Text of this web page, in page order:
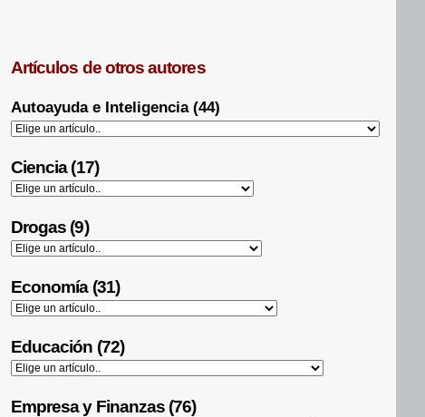
Artículos de otros autores
Autoayuda e Inteligencia (44)
Ciencia (17)
Drogas (9)
Economía (31)
Educación (72)
Empresa y Finanzas (76)